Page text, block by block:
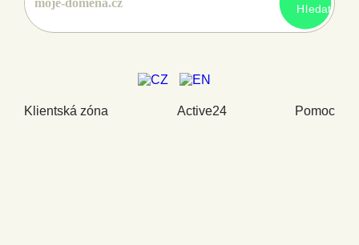
Klientská zóna Active24 Pomoc